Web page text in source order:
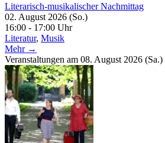
Literarisch-musikalischer Nachmittag
02. August 2026 (So.)
16:00 - 17:00 Uhr
Literatur, Musik
Mehr →
Veranstaltungen am 08. August 2026 (Sa.)